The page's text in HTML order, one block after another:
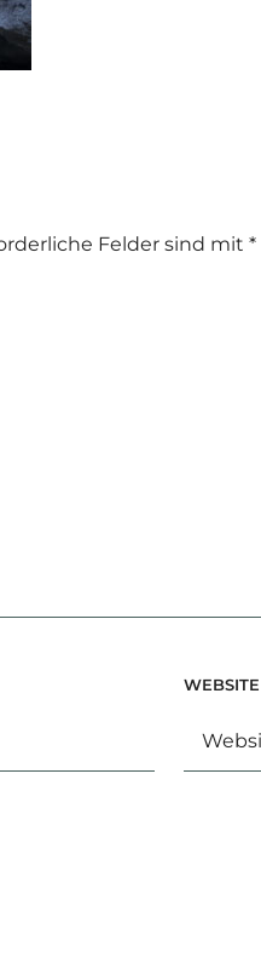
Felder sind mit*
WEBSITE